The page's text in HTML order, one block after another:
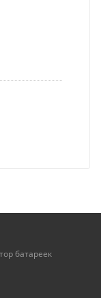
батареек